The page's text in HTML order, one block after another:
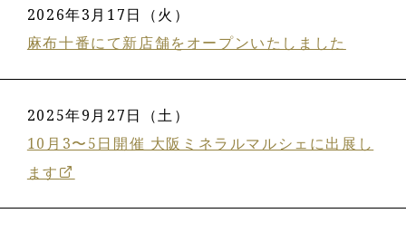
2026年3月17日（火）
麻布十番にて新店舗をオープンいたしました
2025年9月27日（土）
10月3〜5日開催 大阪ミネラルマルシェに出展し
ます